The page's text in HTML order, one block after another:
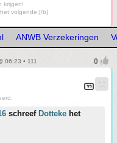
krijgen!
het volgende:[/b]
ANWB Verzekeringen
06:23 • 111
schreef Dotteke het